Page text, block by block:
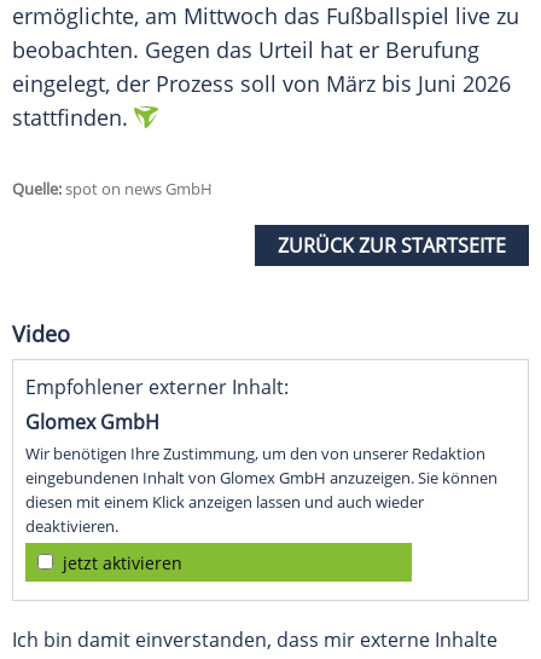
ermöglichte, am Mittwoch das Fußballspiel live zu
beobachten. Gegen das Urteil hat er Berufung
eingelegt, der Prozess soll von März bis Juni 2026
stattfinden.
Quelle:spot on news GmbH
ZURÜCK ZUR STARTSEITE
Video
Empfohlener externer Inhalt:
Glomex GmbH
Wir benötigen Ihre Zustimmung, um den von unserer Redaktion
eingebundenen Inhalt von Glomex GmbH anzuzeigen. Sie können
diesen mit einem Klick anzeigen lassen und auch wieder
deaktivieren.
jetzt aktivieren
Ich bin damit einverstanden, dass mir externe Inhalte